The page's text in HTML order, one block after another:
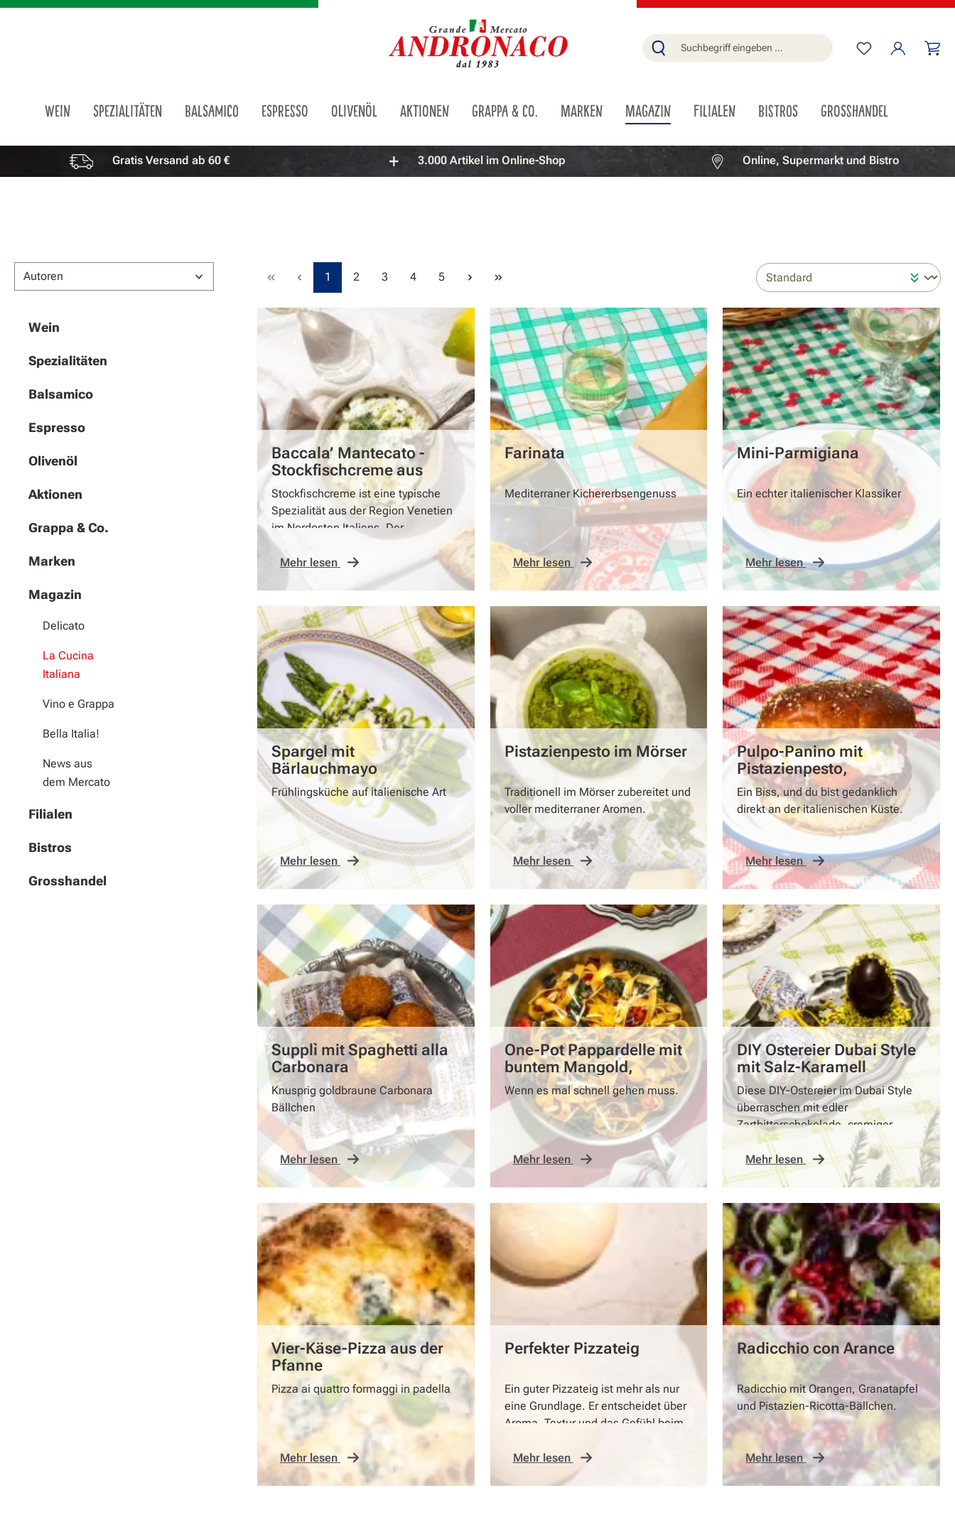
Du hast 0
WEIN SPEZIALITÄTEN BALSAMICO ESPRESSO OLIVENÖL AKTIONEN GRAPPA & CO. MARKEN MAGAZIN FILIALEN BISTROS GROSSHANDEL
Vorteile überspringen Gratis Versand ab 60 € 3.000 Artikel im Online-Shop Online, Supermarkt und Bistro
Autoren
Wein
Spezialitäten
Balsamico
Espresso
Olivenöl
Aktionen
Grappa & Co.
Marken
Magazin
Delicato
La Cucina
Italiana
Vino e Grappa
Bella Italia!
News aus
dem Mercato
Filialen
Bistros
Grosshandel
Seite
1 Seite
2 Seite
3 Seite
4 Seite
5
Baccala’ Mantecato -
Stockfischcreme aus
Venedig
Stockfischcreme ist eine typische
Spezialität aus der Region Venetien
im Nordosten Italiens. Der
Hauptbestandteil dieser Creme ist
Stockfisch, auch bekannt als
getrockneter Kabeljau.
Mehr lesen
Farinata
Mediterraner Kichererbsengenuss
Mehr lesen
Mini-Parmigiana
Ein echter italienischer Klassiker
Mehr lesen
Spargel mit
Bärlauchmayo
Frühlingsküche auf italienische Art
Mehr lesen
Pistazienpesto im Mörser
Traditionell im Mörser zubereitet und
voller mediterraner Aromen.
Mehr lesen
Pulpo-Panino mit
Pistazienpesto,
Ofentomaten und Burrata
Ein Biss, und du bist gedanklich
direkt an der italienischen Küste.
Mehr lesen
Supplì mit Spaghetti alla
Carbonara
Knusprig goldbraune Carbonara
Bällchen
Mehr lesen
One-Pot Pappardelle mit
buntem Mangold,
Kirschtomaten und
Haselnüssen
Wenn es mal schnell gehen muss.
Mehr lesen
DIY Ostereier Dubai Style
mit Salz-Karamell
Diese DIY-Ostereier im Dubai Style
überraschen mit edler
Zartbitterschokolade, cremiger
„Dubai Choco Cream“ und einem
flüssigen Kern aus intensivem
Salzkaramell.
Mehr lesen
Vier-Käse-Pizza aus der
Pfanne
Pizza ai quattro formaggi in padella
Mehr lesen
Perfekter Pizzateig
Ein guter Pizzateig ist mehr als nur
eine Grundlage. Er entscheidet über
Aroma, Textur und das Gefühl beim
Mehr lesen
Radicchio con Arance
Radicchio mit Orangen, Granatapfel
und Pistazien-Ricotta-Bällchen.
Mehr lesen